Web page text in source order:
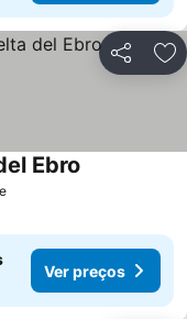
Partilhar
Ebro
Ver preços